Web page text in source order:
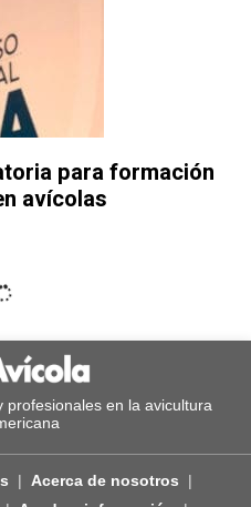
para formación
avícolas
profesionales en la avicultura
Acerca de nosotros